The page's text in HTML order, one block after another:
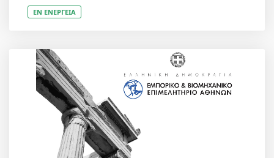
ΕΝ ΕΝΕΡΓΕΙΑ